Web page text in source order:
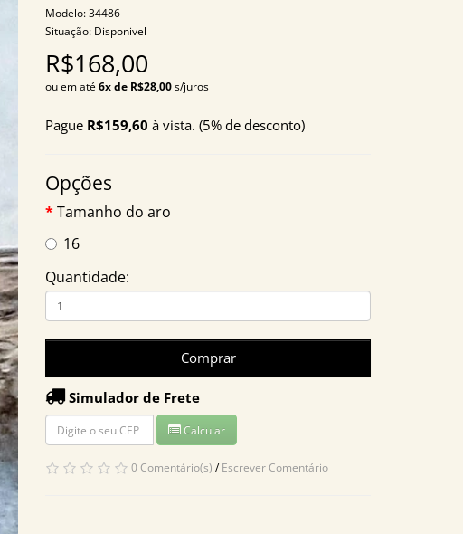
Modelo: 34486
Situação: Disponivel
R$168,00
ou em até6x de R$28,00s/juros
Pague R$159,60 à vista. (5% de desconto)
Opções
Tamanho do aro
16
Quantidade:
Comprar
Simulador de Frete
Calcular
0 Comentário(s) /Escrever Comentário